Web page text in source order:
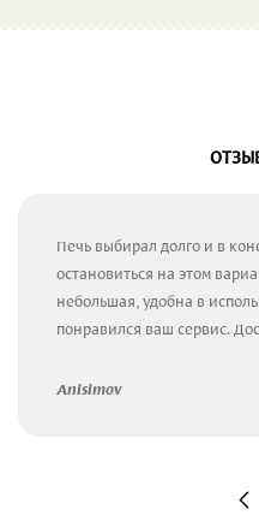
Печь выбирал долго и в
остановиться на этом
небольшая, удобна в
понравился ваш сервис.
Anisimov